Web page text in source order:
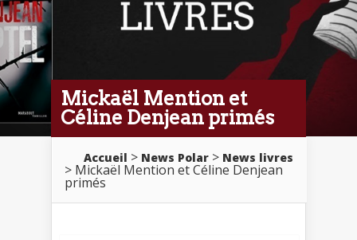
Mickaël Mention et
Céline Denjean primés
Accueil > News Polar > News livres
> Mickaël Mention et Céline Denjean
primés